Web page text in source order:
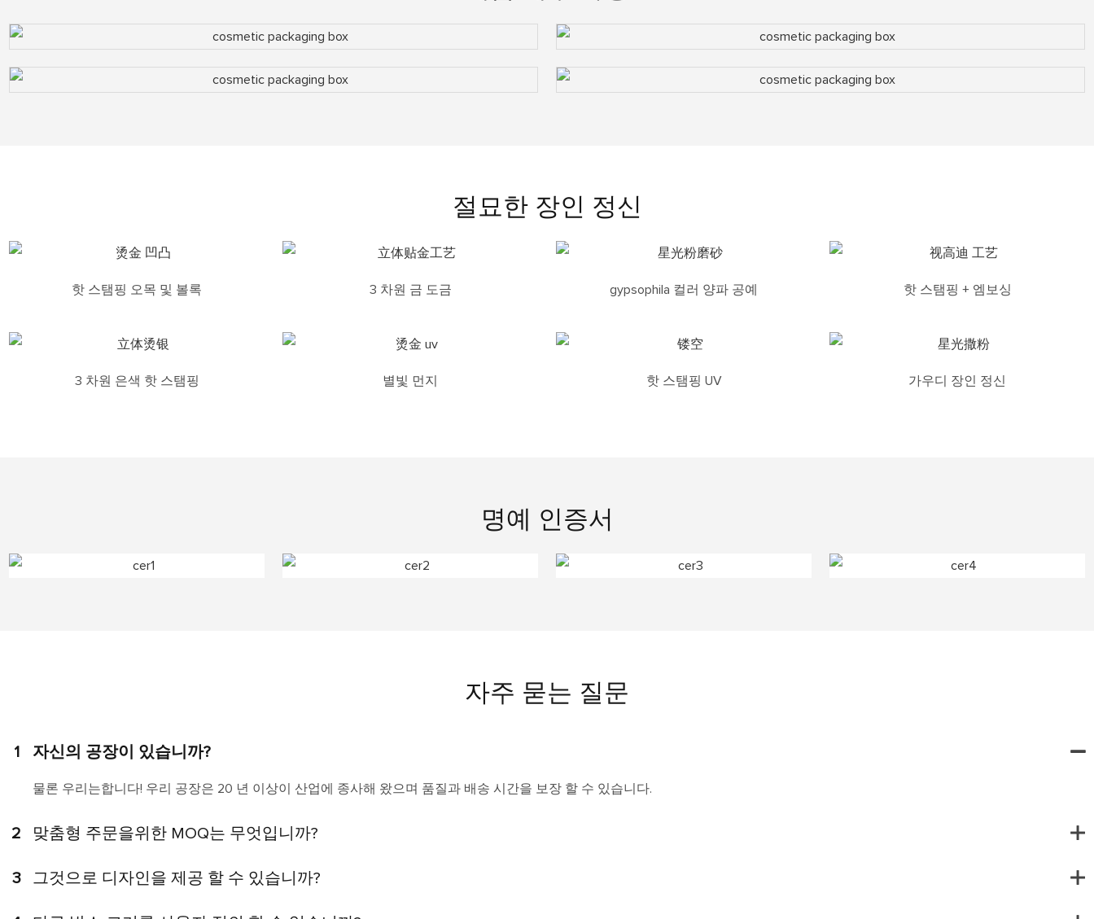
절묘한 장인 정신
핫 스탬핑 오목 및 볼록 3 차원 금 도금 gypsophila 컬러 양파 공예 핫 스탬핑 + 엠보싱
3 차원 은색 핫 스탬핑 별빛 먼지 핫 스탬핑 UV 가우디 장인 정신
명예 인증서
자주 묻는 질문
1 자신의 공장이 있습니까?
물론 우리는합니다! 우리 공장은 20 년 이상이 산업에 종사해 왔으며 품질과 배송 시간을 보장 할 수 있습니다.
2 맞춤형 주문을위한 MOQ는 무엇입니까?
3 그것으로 디자인을 제공 할 수 있습니까?